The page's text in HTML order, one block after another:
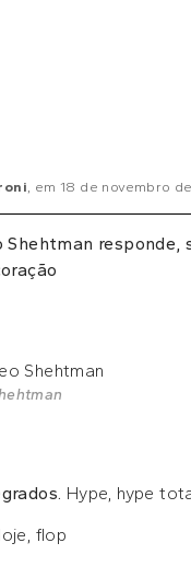
, em 18 de novembro
Hype, hype
flop